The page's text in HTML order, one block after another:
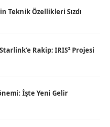
Teknik Özellikleri Sızdı
Rakip: IRIS² Projesi
İşte Yeni Gelir